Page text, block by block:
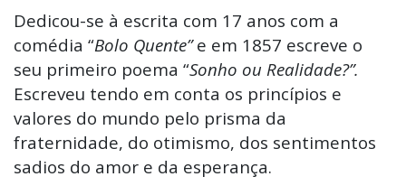
Dedicou-se à escrita com 17 anos com a
comédia “Bolo Quente”e em 1857 escreve o
seu primeiro poema “Sonho ou Realidade?”.
Escreveu tendo em conta os princípios e
valores do mundo pelo prisma da
fraternidade, do otimismo, dos sentimentos
sadios do amor e da esperança.